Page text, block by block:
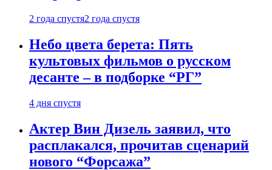
2 года спустя2 года спустя
Небо цвета берета: Пять
культовых фильмов о русском
десанте – в подборке “РГ”
4 дня спустя
Актер Вин Дизель заявил, что
расплакался, прочитав сценарий
нового “Форсажа”